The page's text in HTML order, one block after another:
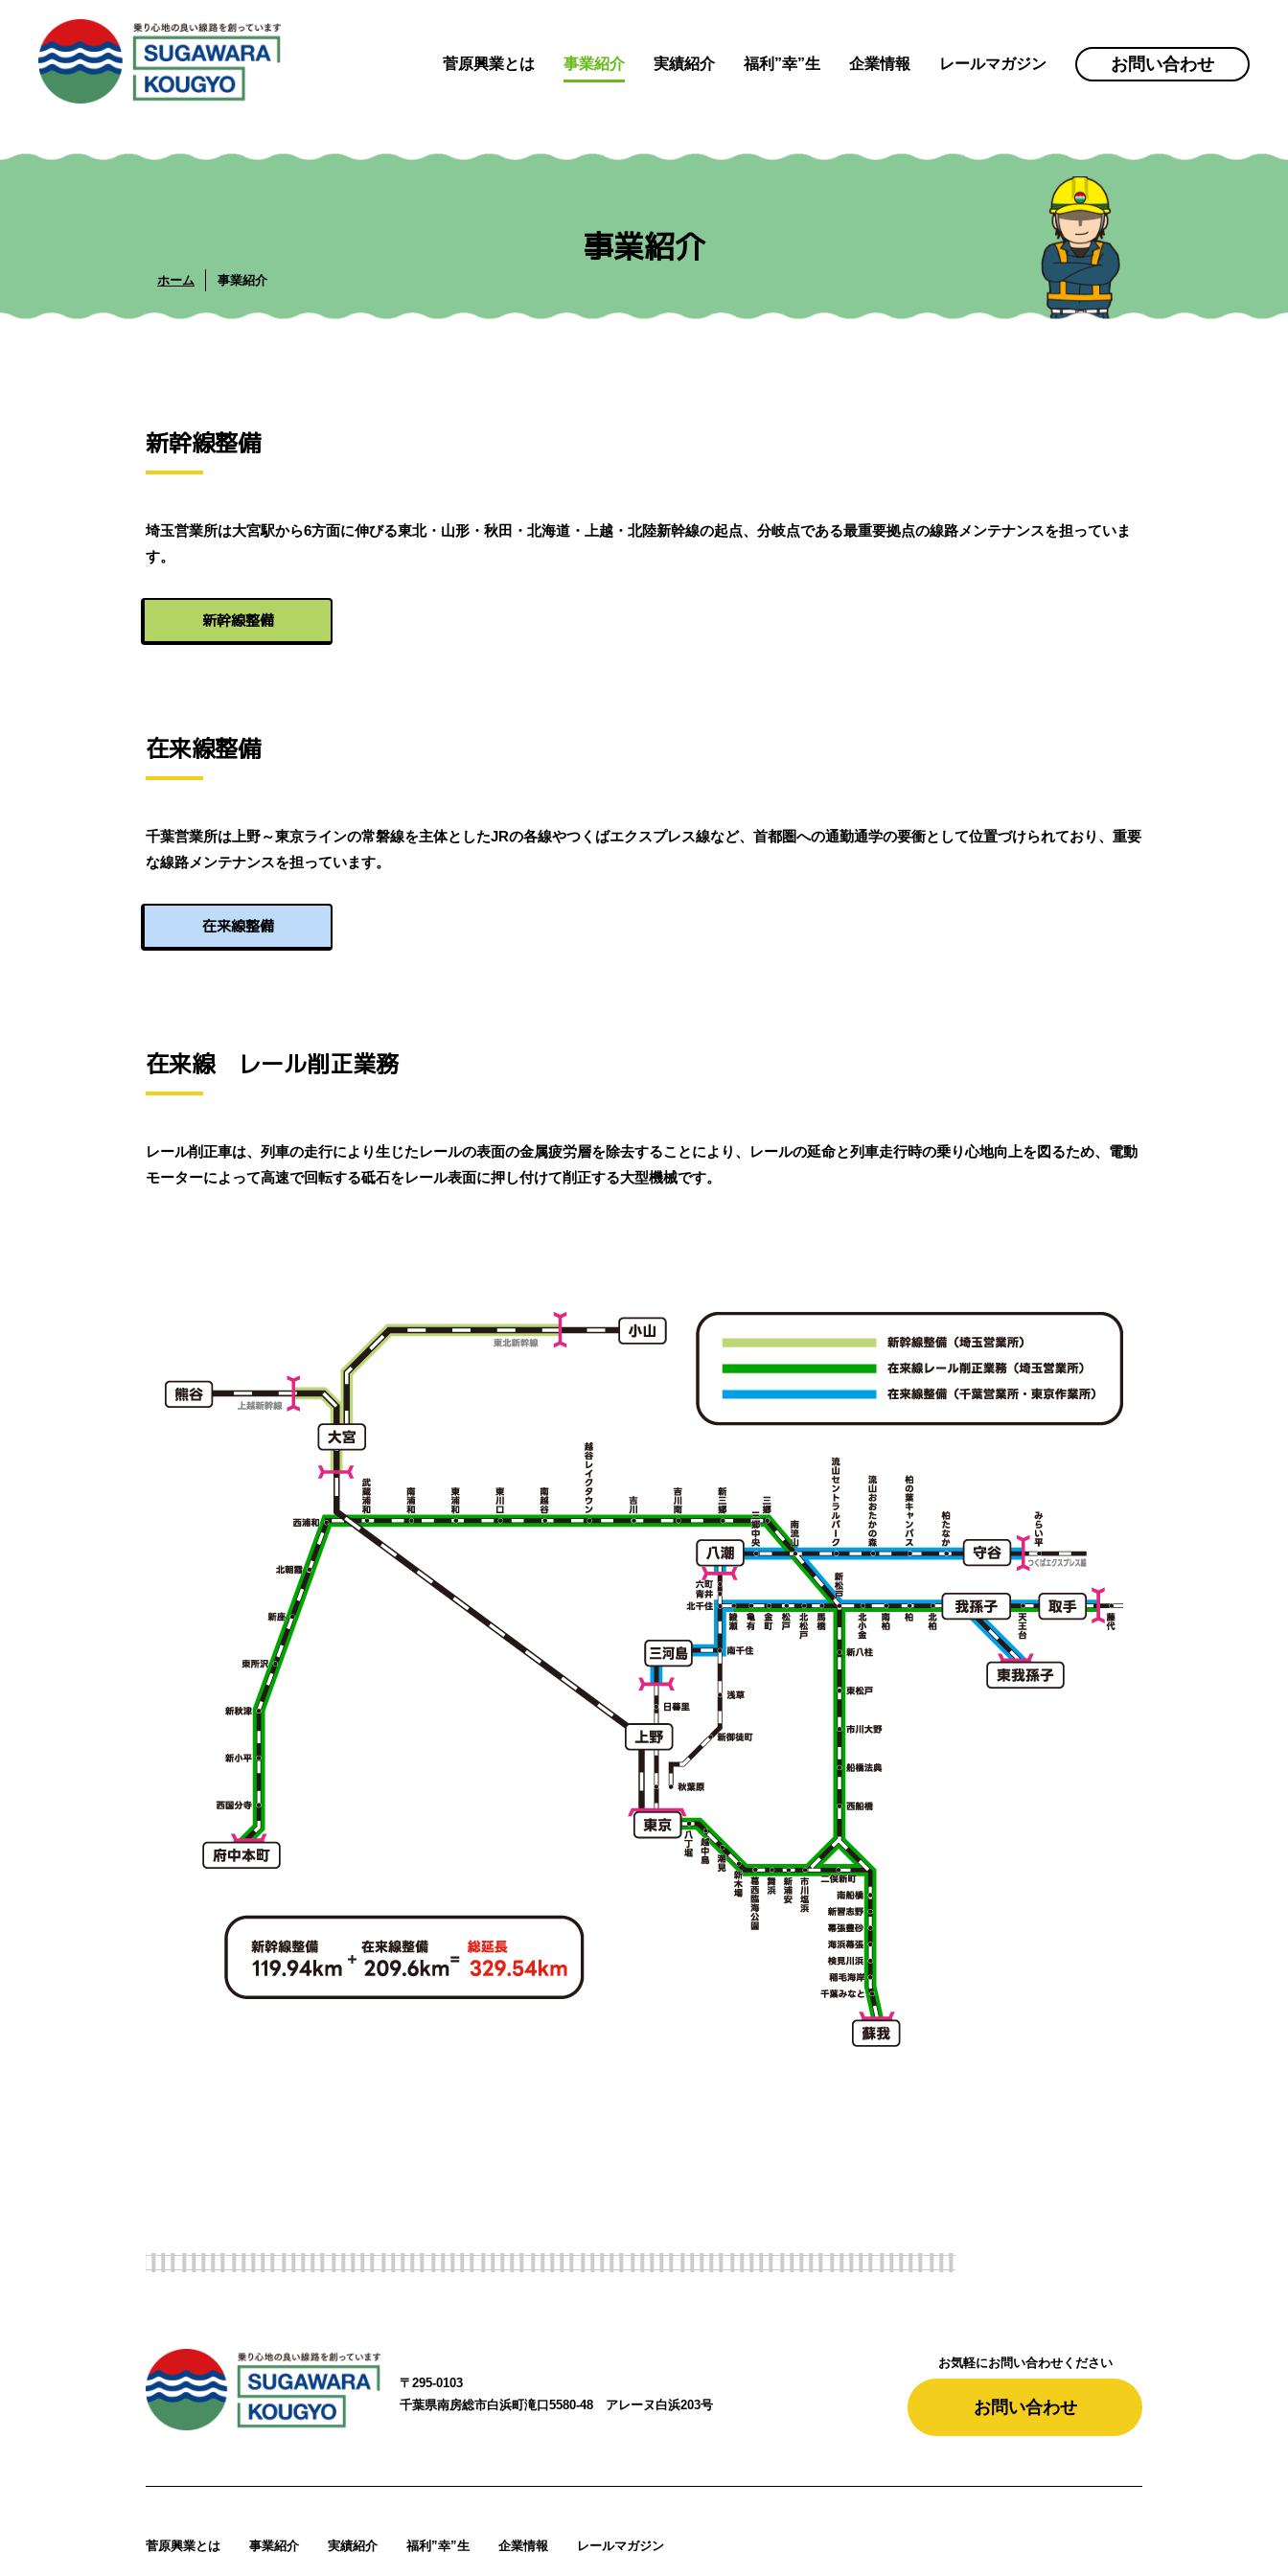
菅原興業とは 事業紹介 実績紹介 福利”幸”生 企業情報 レールマガジン お問い合わせ
事業紹介
ホーム 事業紹介
新幹線整備
埼玉営業所は大宮駅から6方面に伸びる東北・山形・秋田・北海道・上越・北陸新幹線の起点、分岐点である最重要拠点の線路メンテナンスを担っていま
す。
新幹線整備
在来線整備
千葉営業所は上野～東京ラインの常磐線を主体としたJRの各線やつくばエクスプレス線など、首都圏への通勤通学の要衝として位置づけられており、重要
な線路メンテナンスを担っています。
在来線整備
在来線 レール削正業務
レール削正車は、列車の走行により生じたレールの表面の金属疲労層を除去することにより、レールの延命と列車走行時の乗り心地向上を図るため、電動
モーターによって高速で回転する砥石をレール表面に押し付けて削正する大型機械です。
〒295-0103
千葉県南房総市白浜町滝口5580-48 アレーヌ白浜203号
お気軽にお問い合わせください
お問い合わせ
菅原興業とは 事業紹介 実績紹介 福利”幸”生 企業情報 レールマガジン